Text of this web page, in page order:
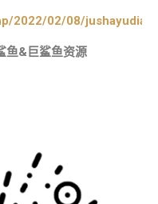
2022/02/08/
鱼&巨鲨鱼资源